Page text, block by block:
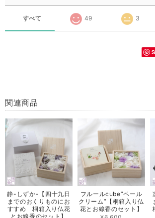
すべて 49 3
関連商品
静-しずか-【四十九日
までのおくりものにお
すすめ 桐箱入り仏花
とお線香のセット】
フルールcube”ペール
クリーム”【桐箱入り仏
花とお線香のセット】